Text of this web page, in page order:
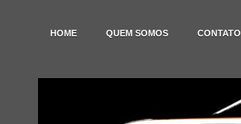
HOME QUEM SOMOS CONTATO